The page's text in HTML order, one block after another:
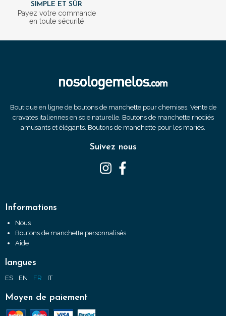
SIMPLE ET SÛR
Payez votre commande
en toute sécurité
Boutique en ligne de boutons de manchette pour chemises. Vente de
cravates italiennes en soie naturelle. Boutons de manchette rhodiés
amusants et élégants. Boutons de manchette pour les mariés.
Suivez nous
Informations
Nous
Boutons de manchette personnalisés
Aide
langues
ES EN FR IT
Moyen de paiement